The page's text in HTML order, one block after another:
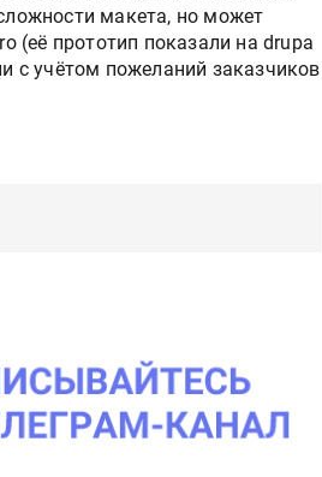
макета, но может
(её прототип показали на drupa
с учётом пожеланий заказчиков